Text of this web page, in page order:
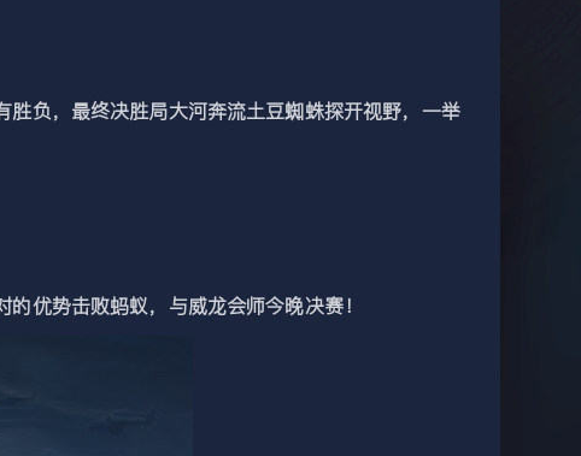
负，最终决胜局大河奔流土豆蜘蛛探开视野，一举
优势击败蚂蚁，与威龙会师今晚决赛！